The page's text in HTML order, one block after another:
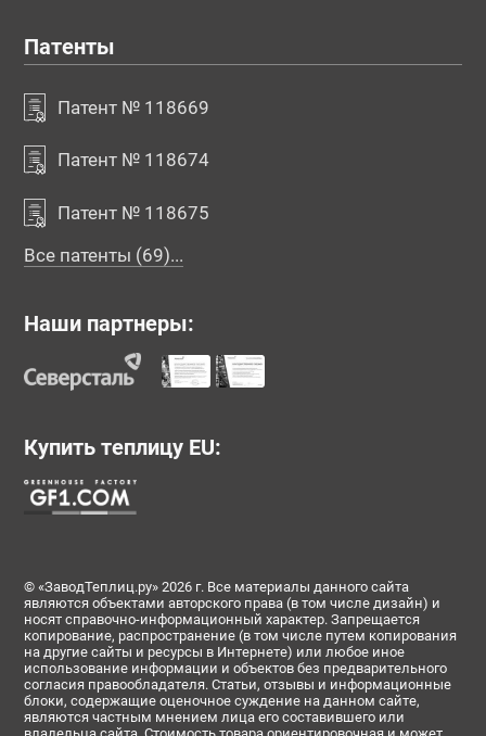
Патенты
Патент № 118669
Патент № 118674
Патент № 118675
Все патенты (69)...
Наши партнеры:
Купить теплицу EU:
© «ЗаводТеплиц.ру» 2026 г. Все материалы данного сайта
являются объектами авторского права (в том числе дизайн) и
носят справочно-информационный характер. Запрещается
копирование, распространение (в том числе путем копирования
на другие сайты и ресурсы в Интернете) или любое иное
использование информации и объектов без предварительного
согласия правообладателя. Статьи, отзывы и информационные
блоки, содержащие оценочное суждение на данном сайте,
являются частным мнением лица его составившего или